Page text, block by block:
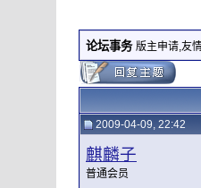
论坛事务 版主申请,友
2009-04-09, 22:42
麒麟子
普通会员